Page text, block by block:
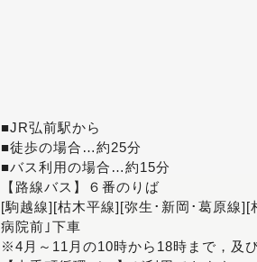
■JR弘前駅から
■徒歩の場合…約25分
■バス利用の場合…約15分
【路線バス】６番のりば
[駒越線][枯木平線][弥生･新岡･葛原線
病院前｣下車
※4月～11月の10時から18時まで，及